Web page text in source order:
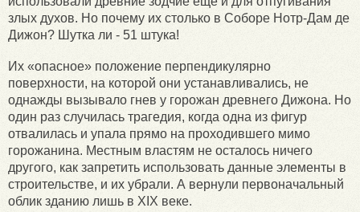
злых духов. Но почему их столько в Соборе Нотр-Дам де
Дижон? Шутка ли - 51 штука!
Их «опасное» положение перпендикулярно
поверхности, на которой они устанавливались, не
однажды вызывало гнев у горожан древнего Дижона. Но
один раз случилась трагедия, когда одна из фигур
отвалилась и упала прямо на проходившего мимо
горожанина. Местным властям не осталось ничего
другого, как запретить использовать данные элементы в
строительстве, и их убрали. А вернули первоначальный
облик зданию лишь в XIX веке.